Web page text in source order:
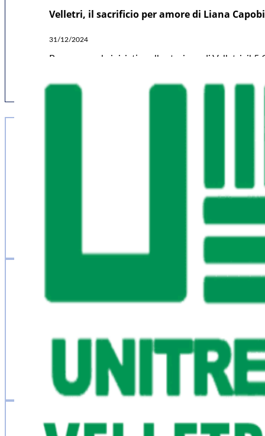
Velletri, il sacrificio per amore di Liana
31/12/2024
Proseguono le iniziative alla stazione di Velletri, il